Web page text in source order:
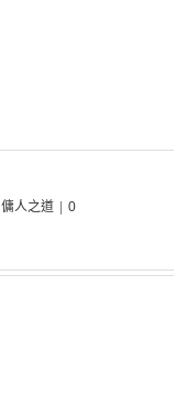
傭人之道 0